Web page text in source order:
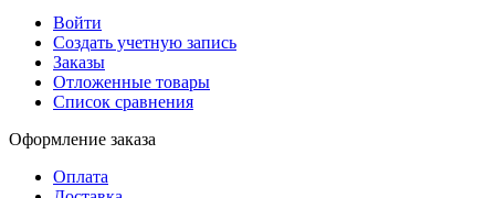
Войти
Создать учетную запись
Заказы
Отложенные товары
Список сравнения
Оформление заказа
Оплата